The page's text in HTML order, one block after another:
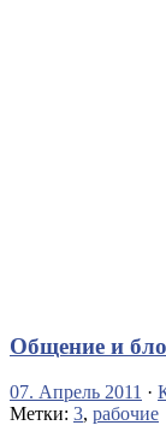
Общение и
07. Апрель 2011 ·
Метки: 3, рабочие